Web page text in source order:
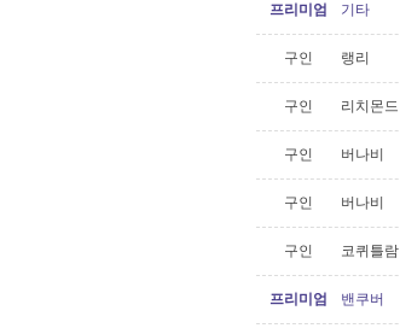
프리미엄 기타
구인 랭리
구인 리치몬드
구인 버나비
구인 버나비
구인 코퀴틀람
프리미엄 밴쿠버